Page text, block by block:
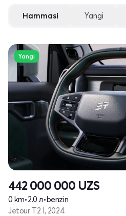
Hammasi Yangi
Yangi
442 000 000 UZS
0 km•2.0 л•benzin
Jetour T2 I, 2024